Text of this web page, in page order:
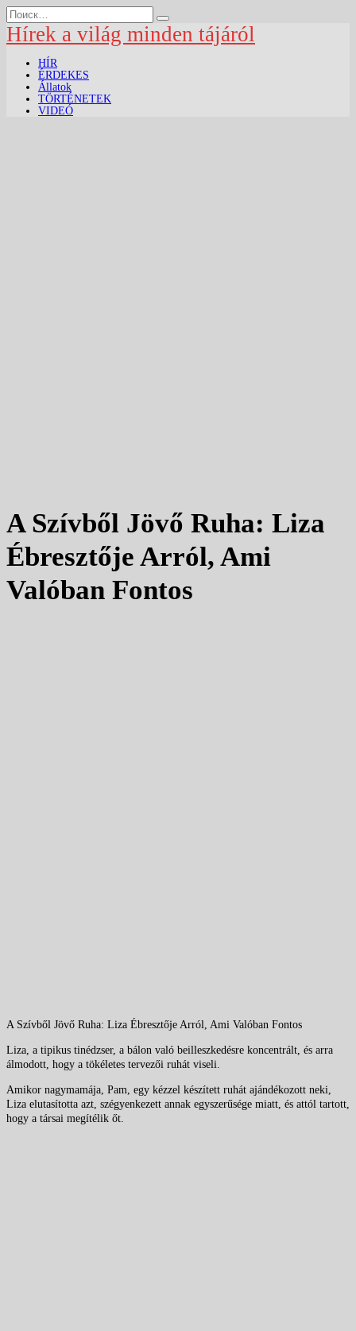
Перейти
к
содержанию
Search
for:
Hírek a világ minden tájáról
HÍR
ÉRDEKES
Állatok
TÖRTÉNETEK
VIDEÓ
A Szívből Jövő Ruha: Liza
Ébresztője Arról, Ami
Valóban Fontos
A Szívből Jövő Ruha: Liza Ébresztője Arról, Ami Valóban Fontos
Liza, a tipikus tinédzser, a bálon való beilleszkedésre koncentrált, és arra
álmodott, hogy a tökéletes tervezői ruhát viseli.
Amikor nagymamája, Pam, egy kézzel készített ruhát ajándékozott neki,
Liza elutasította azt, szégyenkezett annak egyszerűsége miatt, és attól tartott,
hogy a társai megítélik őt.